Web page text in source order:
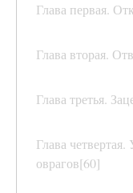
Глава первая.
Глава вторая.
Глава третья.
Глава
оврагов[60]